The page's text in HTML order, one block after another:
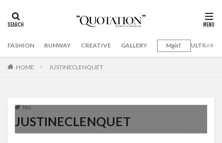
FASHION RUNWAY CREATIVE GALLERY Mgirl
HOME JUSTINECLENQUET
TAG
JUSTINECLENQUET